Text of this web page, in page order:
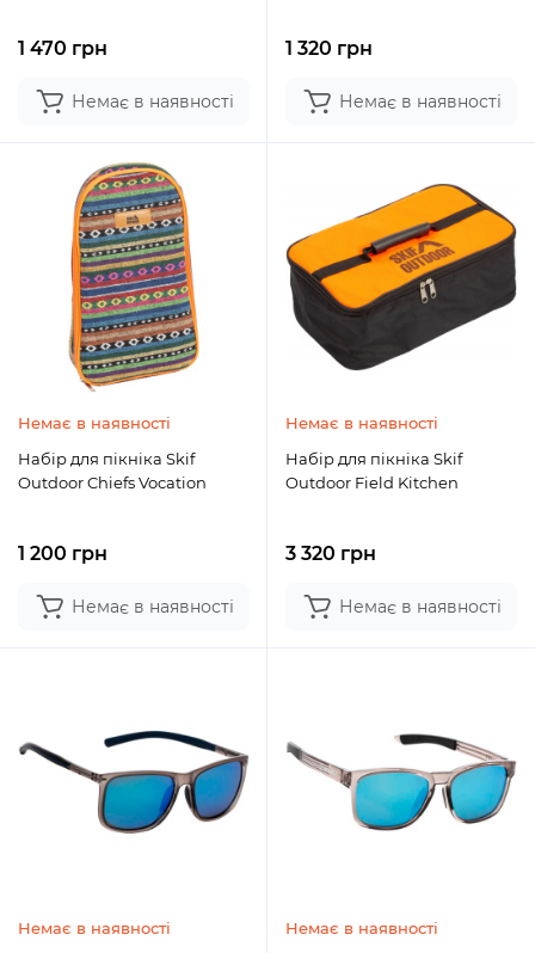
1 470 грн
Немає в наявності
1 320 грн
Немає в наявності
Немає в наявності
Набір для пікніка Skif
Outdoor Chiefs Vocation
1 200 грн
Немає в наявності
Немає в наявності
Набір для пікніка Skif
Outdoor Field Kitchen
3 320 грн
Немає в наявності
Немає в наявності Немає в наявності